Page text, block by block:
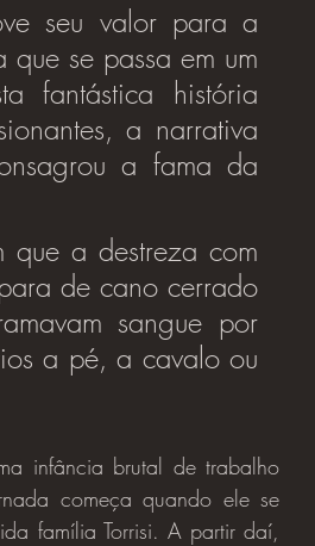
seu valor para a
se passa em um
fantástica história
a narrativa
a fama da
que a destreza com
de cano cerrado
sangue por
a pé, a cavalo ou
começa quando ele se
família Torrisi. A partir daí,